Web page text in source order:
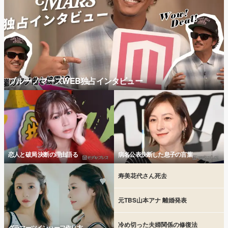
ブルーノマーズWEB独占インタビュー
恋人と破局 決断の理由語る 病名公表決断した息子の言葉
寿美花代さん死去
元TBS山本アナ 離婚発表
冷め切った夫婦関係の修復法